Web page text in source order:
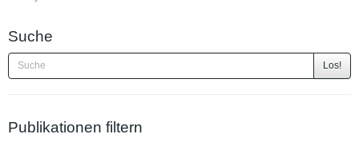
Suche
Los!
Publikationen filtern